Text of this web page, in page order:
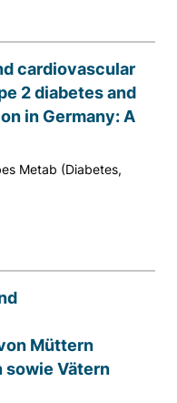
cardiovascular
2 diabetes and
in Germany: A
Metab (Diabetes,
Müttern
Vätern